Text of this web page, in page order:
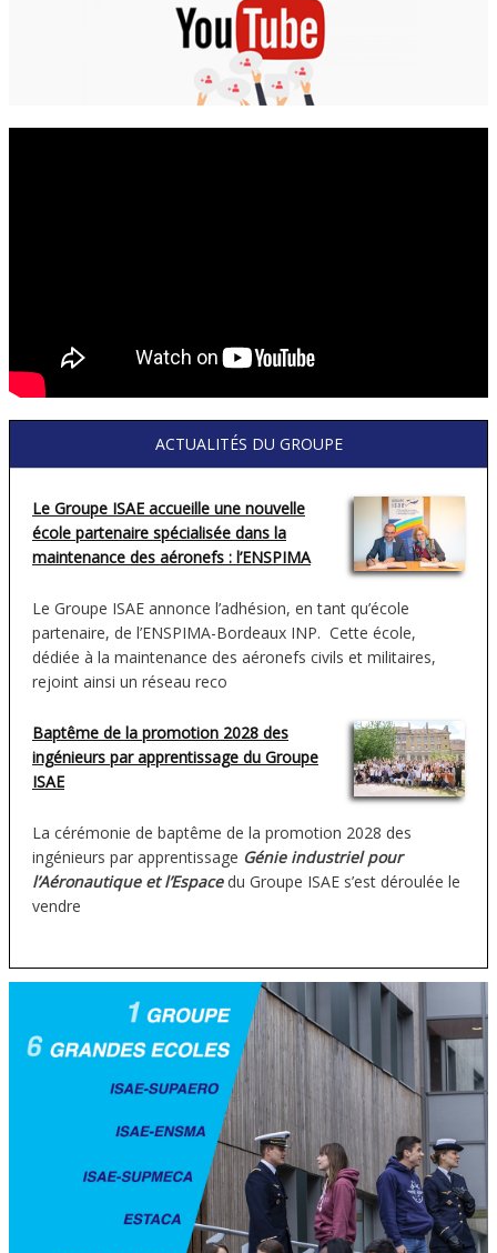
ACTUALITÉS DU GROUPE
Le Groupe ISAE accueille une nouvelle
école partenaire spécialisée dans la
maintenance des aéronefs : l’ENSPIMA
Le Groupe ISAE annonce l’adhésion, en tant qu’école
partenaire, de l’ENSPIMA-Bordeaux INP. Cette école,
dédiée à la maintenance des aéronefs civils et militaires,
rejoint ainsi un réseau reco
Baptême de la promotion 2028 des
ingénieurs par apprentissage du Groupe
ISAE
La cérémonie de baptême de la promotion 2028 des
ingénieurs par apprentissage Génie industriel pour
l’Aéronautique et l’Espacedu Groupe ISAE s’est déroulée le
vendre